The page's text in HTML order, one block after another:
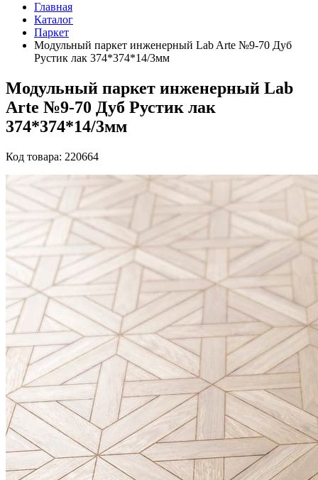
Главная
Каталог
Паркет
Модульный паркет инженерный Lab Arte №9-70 Дуб
Рустик лак 374*374*14/3мм
Модульный паркет инженерный Lab
Arte №9-70 Дуб Рустик лак
374*374*14/3мм
Код товара: 220664